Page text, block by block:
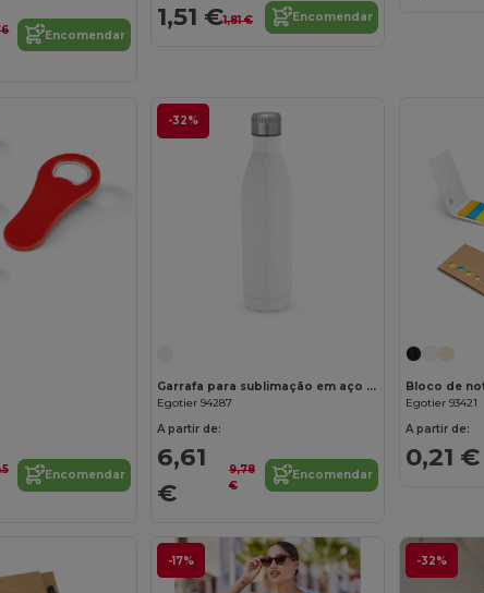
Encomendar
1,51 €1,81 € Encomendar
Encomendar
-32%
Garrafa para sublimação em aço inoxidável 800 mL
Egotier 94287
A partir de:
6,61
€
9,78
€
Encomendar
Egotier 93421
A partir de:
0,21 €
-17% -32%